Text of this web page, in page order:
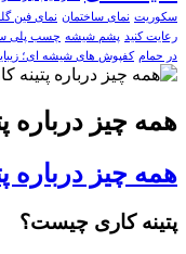
سکوریت نمای ساختمان نمای فین
رعایت کنید
پشم شیشه چسب پلی
در حمام کفپوش های شیشه ای؛
همه چیز درباره
همه چیز درباره
پتینه کاری چیست؟